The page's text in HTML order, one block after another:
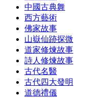
中國古典舞
西方藝術
佛家故事
山嶽仙跡探微
道家修煉故事
詩人修煉故事
古代名醫
古代四大發明
道德禮儀